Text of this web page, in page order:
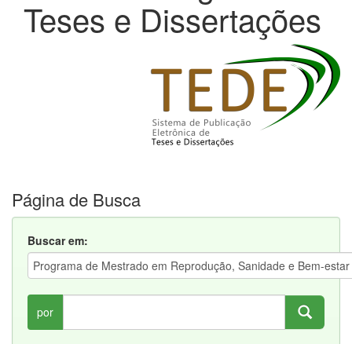
Teses e Dissertações
Página de Busca
Buscar em:
por